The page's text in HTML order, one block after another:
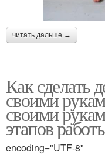
читать дальше →
Как сделать
своими
своими
этапов
encoding="UTF-8"